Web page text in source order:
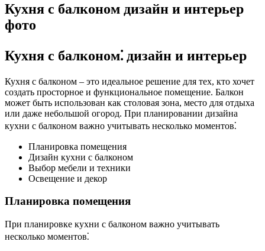
Кухня с балконом дизайн и интерьер
фото
Кухня с балконом⁚ дизайн и интерьер
Кухня с балконом – это идеальное решение для тех, кто хочет
создать просторное и функциональное помещение. Балкон
может быть использован как столовая зона, место для отдыха
или даже небольшой огород. При планировании дизайна
кухни с балконом важно учитывать несколько моментов⁚
Планировка помещения
Дизайн кухни с балконом
Выбор мебели и техники
Освещение и декор
Планировка помещения
При планировке кухни с балконом важно учитывать
несколько моментов⁚